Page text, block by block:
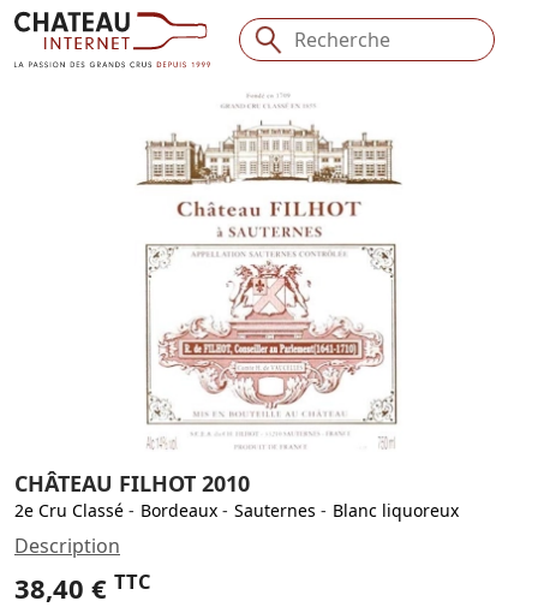
CHÂTEAU FILHOT 2010
2e Cru Classé - Bordeaux - Sauternes - Blanc liquoreux
Description
38,40 € TTC